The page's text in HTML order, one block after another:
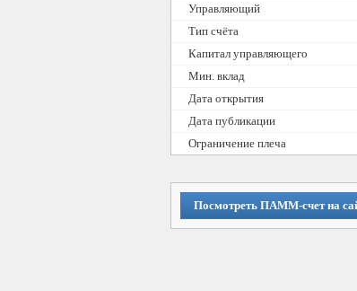
Управляющий
Тип счёта
Капитал управляющего
Мин. вклад
Дата открытия
Дата публикации
Ограничение плеча
Посмотреть ПАММ-счет на